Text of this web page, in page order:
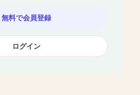
無料で会員登録
ログイン